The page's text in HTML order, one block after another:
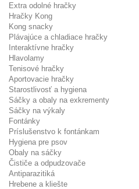
Extra odolné hračky
Hračky Kong
Kong snacky
Plávajúce a chladiace hračky
Interaktívne hračky
Hlavolamy
Tenisové hračky
Aportovacie hračky
Starostlivosť a hygiena
Sáčky a obaly na exkrementy
Sáčky na výkaly
Fontánky
Príslušenstvo k fontánkam
Hygiena pre psov
Obaly na sáčky
Čističe a odpudzovače
Antiparazitiká
Hrebene a kliešte